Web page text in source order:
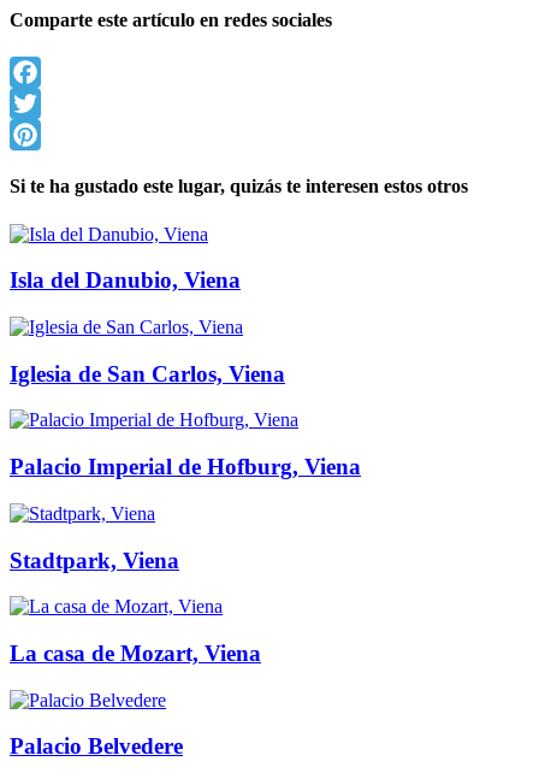
Comparte este artículo en redes sociales
Facebook
Twitter
Si te ha gustado este lugar, quizás te interesen estos otros
Isla del Danubio, Viena
Iglesia de San Carlos, Viena
Palacio Imperial de Hofburg, Viena
Stadtpark, Viena
La casa de Mozart, Viena
Palacio Belvedere